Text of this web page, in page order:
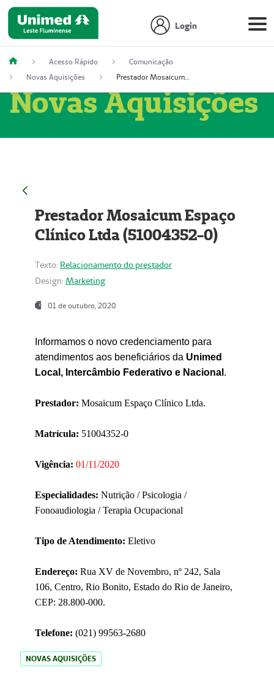
Login
Acesso Rápido
Comunicação
Novas Aquisições
Prestador Mosaicum Espaço Clínico Ltda (51004352-0)
Novas Aquisições
Prestador Mosaicum Espaço
Clínico Ltda (51004352-0)
Texto: Relacionamento do prestador
Design: Marketing
01 de outubro, 2020
Informamos o novo credenciamento para
atendimentos aos beneficiários da Unimed
Local, Intercâmbio Federativo e Nacional .
Prestador: Mosaicum Espaço Clínico Ltda.
Matrícula: 51004352-0
Vigência: 01/11/2020
Especialidades: Nutrição / Psicologia /
Fonoaudiologia / Terapia Ocupacional
Tipo de Atendimento: Eletivo
Endereço: Rua XV de Novembro, nº 242, Sala
106, Centro, Rio Bonito, Estado do Rio de Janeiro,
CEP: 28.800-000.
Telefone: (021) 99563-2680
NOVAS AQUISIÇÕES